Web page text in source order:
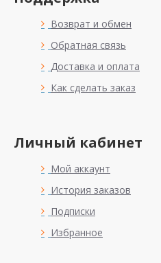
Возврат и обмен
Обратная связь
Доставка и оплата
Как сделать заказ
Личный кабинет
Мой аккаунт
История заказов
Подписки
Избранное